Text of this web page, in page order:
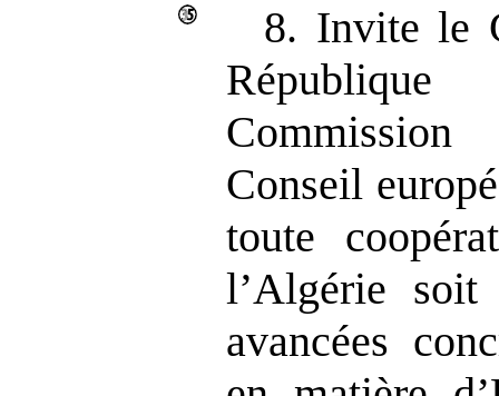
8. Invite le
Conseil
toute
l’Algérie soit
avancées